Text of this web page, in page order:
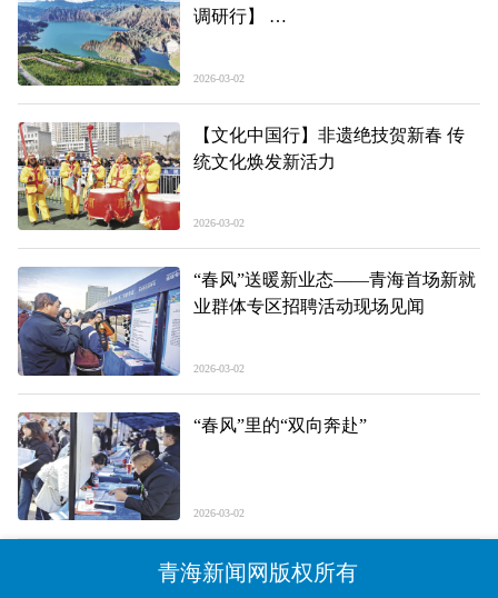
调研行】
2026-03-02
【文化中国行】非遗绝技贺新春 传
统文化焕发新活力
2026-03-02
“春风”送暖新业态——青海首场新就
业群体专区招聘活动现场见闻
2026-03-02
“春风”里的“双向奔赴”
2026-03-02
青海新闻网版权所有